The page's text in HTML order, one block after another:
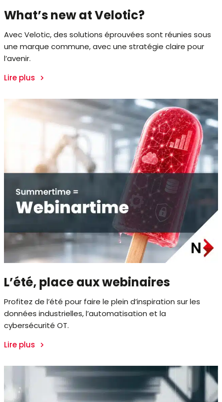
What’s new at Velotic?
Avec Velotic, des solutions éprouvées sont réunies sous
une marque commune, avec une stratégie claire pour
l’avenir.
Lire plus
L’été, place aux webinaires
Profitez de l’été pour faire le plein d’inspiration sur les
données industrielles, l’automatisation et la
cybersécurité OT.
Lire plus